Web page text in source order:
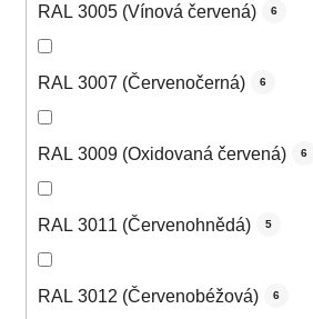
RAL 3005 (Vínová červená) 6
RAL 3007 (Červenočerná) 6
RAL 3009 (Oxidovaná červená) 6
RAL 3011 (Červenohnědá) 5
RAL 3012 (Červenobéžová) 6